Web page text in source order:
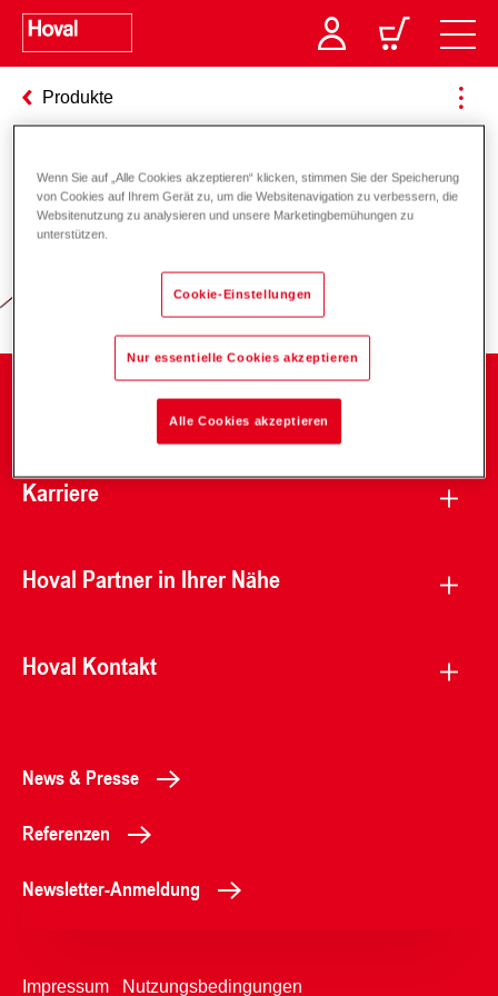
Produkte
Verantwortung für Energie und
Karriere
Hoval Partner in Ihrer Nähe
Hoval Kontakt
News & Presse
Referenzen
Newsletter-Anmeldung
Impressum Nutzungsbedingungen
Wenn Sie auf „Alle Cookies akzeptieren“ klicken, stimmen Sie der Speicherung
von Cookies auf Ihrem Gerät zu, um die Websitenavigation zu verbessern, die
Websitenutzung zu analysieren und unsere Marketingbemühungen zu
unterstützen.
Cookie-Einstellungen
Nur essentielle Cookies akzeptieren
Alle Cookies akzeptieren